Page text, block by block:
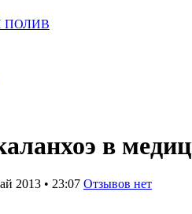
ПОЛИВ
в
2013 • 23:07 Отзывов нет